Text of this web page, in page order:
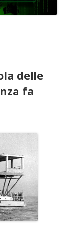
delle
fa